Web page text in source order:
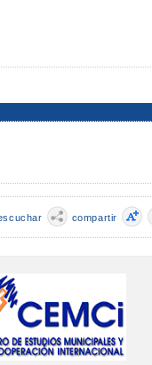
compartir